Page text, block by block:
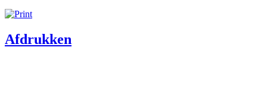
Afdrukken